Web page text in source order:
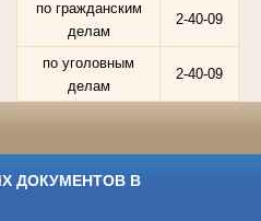
по гражданским
делам
2-40-09
по уголовным
делам
2-40-09
ДОКУМЕНТОВ В